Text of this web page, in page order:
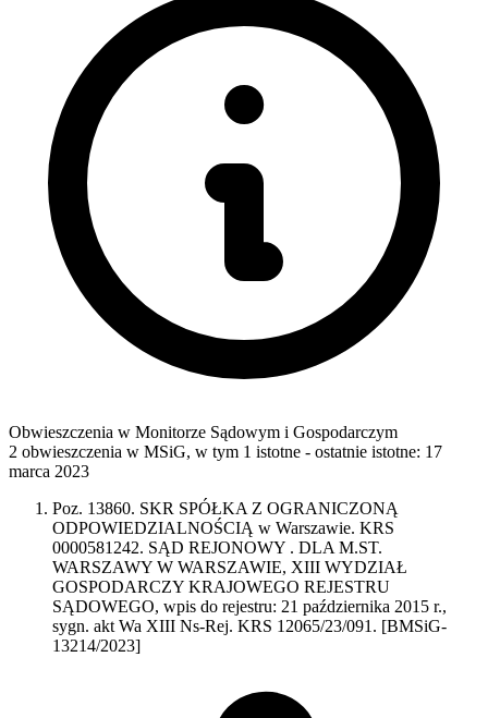
Obwieszczenia w Monitorze Sądowym i Gospodarczym
2 obwieszczenia w MSiG, w tym 1 istotne - ostatnie istotne: 17
marca 2023
Poz. 13860. SKR SPÓŁKA Z OGRANICZONĄ
ODPOWIEDZIALNOŚCIĄ w Warszawie. KRS
0000581242. SĄD REJONOWY . DLA M.ST.
WARSZAWY W WARSZAWIE, XIII WYDZIAŁ
GOSPODARCZY KRAJOWEGO REJESTRU
SĄDOWEGO, wpis do rejestru: 21 października 2015 r.,
sygn. akt Wa XIII Ns-Rej. KRS 12065/23/091. [BMSiG-
13214/2023]